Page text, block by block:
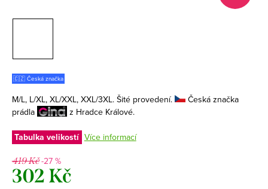
🇨🇿 Česká značka
M/L, L/XL, XL/XXL, XXL/3XL. Šité provedení.
Česká značka
prádla
z Hradce Králové.
Tabulka velikostí Více informací
419 Kč-27 %
302 Kč